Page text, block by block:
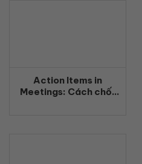
Action Items in
Meetings: Cách chốt